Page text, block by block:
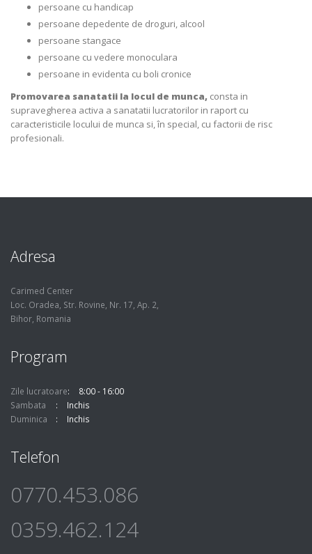
persoane cu handicap
persoane depedente de droguri, alcool
persoane stangace
persoane cu vedere monoculara
persoane in evidenta cu boli cronice
Promovarea sanatatii la locul de munca, consta in
supravegherea activa a sanatatii lucratorilor in raport cu
caracteristicile locului de munca si, în special, cu factorii de risc
profesionali.
Adresa
Carimed Center
Loc. Oradea, Str. Rovine, Nr. 17, Ap. 2,
Bihor, Romania
Program
Zile lucratoare
8:00 - 16:00
Sambata
Inchis
Duminica
Inchis
Telefon
0770.453.086
0359.462.124